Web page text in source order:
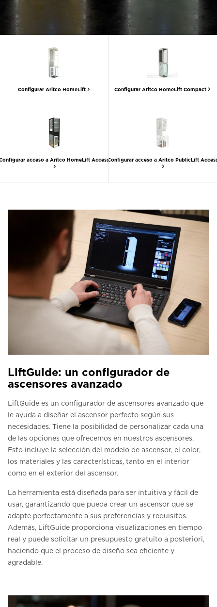
Contacte con nosotros
Pedir una estimación de precio
Configurar Aritco HomeLift Configurar Aritco HomeLift Compact
acceso a Aritco HomeLift AccessConfigurar acceso a Aritco PublicLift
LiftGuide: un configurador de
ascensores avanzado
LiftGuide es un configurador de ascensores avanzado que
le ayuda a diseñar el ascensor perfecto según sus
necesidades. Tiene la posibilidad de personalizar cada una
de las opciones que ofrecemos en nuestros ascensores.
Esto incluye la selección del modelo de ascensor, el color,
los materiales y las características, tanto en el interior
como en el exterior del ascensor.
La herramienta está diseñada para ser intuitiva y fácil de
usar, garantizando que pueda crear un ascensor que se
adapte perfectamente a sus preferencias y requisitos.
Además, LiftGuide proporciona visualizaciones en tiempo
real y puede solicitar un presupuesto gratuito a posteriori,
haciendo que el proceso de diseño sea eficiente y
agradable.